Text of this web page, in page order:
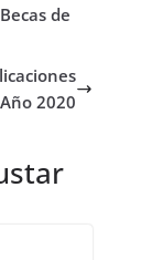
de
2020